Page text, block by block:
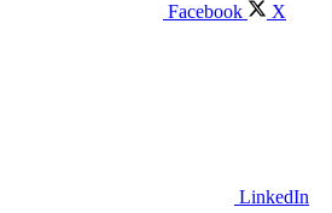
Facebook X
LinkedIn